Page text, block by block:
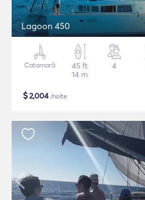
Lagoon 450
Catamarã
45 ft
14 m
4
$2,004/noite